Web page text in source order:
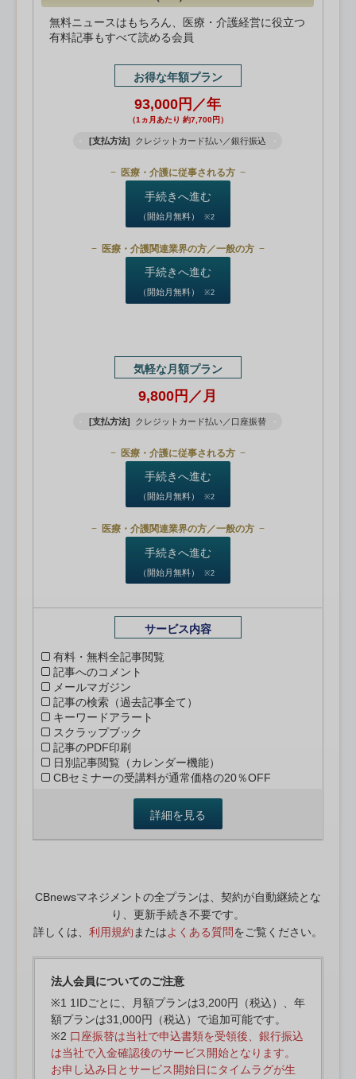
無料ニュースはもちろん、医療・介護経営に役立つ
有料記事もすべて読める会員
お得な年額プラン
93,000円／年
（1ヵ月あたり 約7,700円）
[支払方法] クレジットカード払い／銀行振込
医療・介護に従事される方
手続きへ進む
（開始月無料） ※2
医療・介護関連業界の方／一般の方
手続きへ進む
（開始月無料） ※2
気軽な月額プラン
9,800円／月
[支払方法] クレジットカード払い／口座振替
医療・介護に従事される方
手続きへ進む
（開始月無料） ※2
医療・介護関連業界の方／一般の方
手続きへ進む
（開始月無料） ※2
サービス内容
有料・無料全記事閲覧
記事へのコメント
メールマガジン
記事の検索（過去記事全て）
キーワードアラート
スクラップブック
記事のPDF印刷
日別記事閲覧（カレンダー機能）
CBセミナーの受講料が通常価格の20％OFF
詳細を見る
CBnewsマネジメントの全プランは、契約が自動継続とな
り、更新手続き不要です。
詳しくは、 利用規約 またはよくある質問をご覧ください。
法人会員についてのご注意
※1 1IDごとに、月額プランは3,200円（税込）、年
額プランは31,000円（税込）で追加可能です。
※2 口座振替は当社で申込書類を受領後、銀行振込
は当社で入金確認後のサービス開始となります。
お申し込み日とサービス開始日にタイムラグが生